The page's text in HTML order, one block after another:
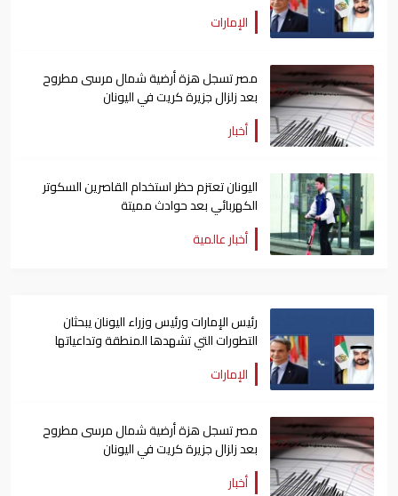
الإمارات
مصر تسجل هزة أرضية شمال مرسى مطروح
بعد زلزال جزيرة كريت في اليونان
أخبار
اليونان تعتزم حظر استخدام القاصرين السكوتر
الكهربائي بعد حوادث مميتة
أخبار عالمية
رئيس الإمارات ورئيس وزراء اليونان يبحثان
التطورات التي تشهدها المنطقة وتداعياتها
الإمارات
مصر تسجل هزة أرضية شمال مرسى مطروح
بعد زلزال جزيرة كريت في اليونان
أخبار